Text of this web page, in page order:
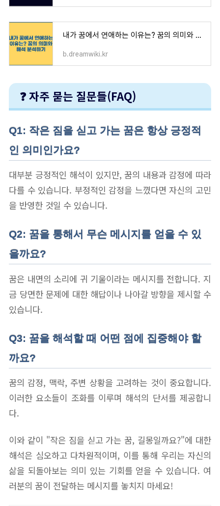
내가 꿈에서 연애하는 이유는? 꿈의 의미와 해석 분석하기
b.dreamwiki.kr
❓ 자주 묻는 질문들(FAQ)
Q1: 작은 짐을 싣고 가는 꿈은 항상 긍정적
인 의미인가요?
대부분 긍정적인 해석이 있지만, 꿈의 내용과 감정에 따라
다를 수 있습니다. 부정적인 감정을 느꼈다면 자신의 고민
을 반영한 것일 수 있습니다.
Q2: 꿈을 통해서 무슨 메시지를 얻을 수 있
을까요?
꿈은 내면의 소리에 귀 기울이라는 메시지를 전합니다. 지
금 당면한 문제에 대한 해답이나 나아갈 방향을 제시할 수
있습니다.
Q3: 꿈을 해석할 때 어떤 점에 집중해야 할
까요?
꿈의 감정, 맥락, 주변 상황을 고려하는 것이 중요합니다.
이러한 요소들이 조화를 이루며 해석의 단서를 제공합니
다.
이와 같이 "작은 짐을 싣고 가는 꿈, 길몽일까요?"에 대한
해석은 심오하고 다차원적이며, 이를 통해 우리는 자신의
삶을 되돌아보는 의미 있는 기회를 얻을 수 있습니다. 여
러분의 꿈이 전달하는 메시지를 놓치지 마세요!